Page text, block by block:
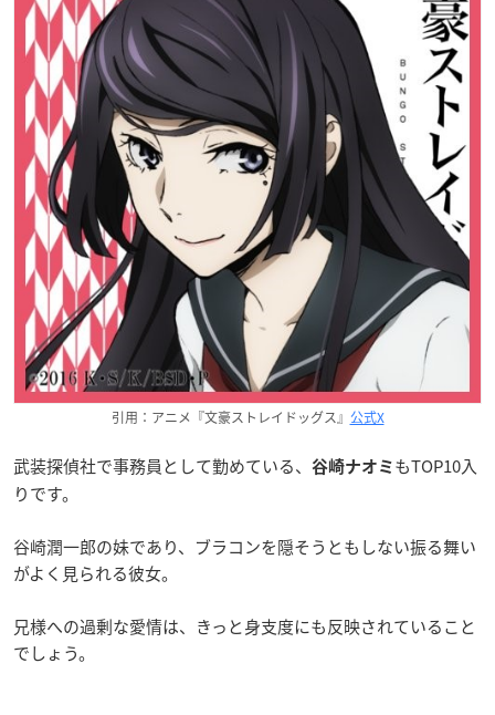
引用：アニメ『文豪ストレイドッグス』 公式X
武装探偵社で事務員として勤めている、 谷崎ナオミ もTOP10入
りです。
谷崎潤一郎の妹であり、ブラコンを隠そうともしない振る舞い
がよく見られる彼女。
兄様への過剰な愛情は、きっと身支度にも反映されていること
でしょう。